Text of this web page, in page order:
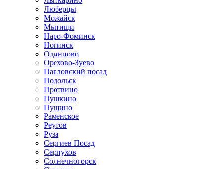
Люберцы
Можайск
Мытищи
Наро-Фоминск
Ногинск
Одинцово
Орехово-Зуево
Павловский посад
Подольск
Протвино
Пушкино
Пущино
Раменское
Реутов
Руза
Сергиев Посад
Серпухов
Солнечногорск